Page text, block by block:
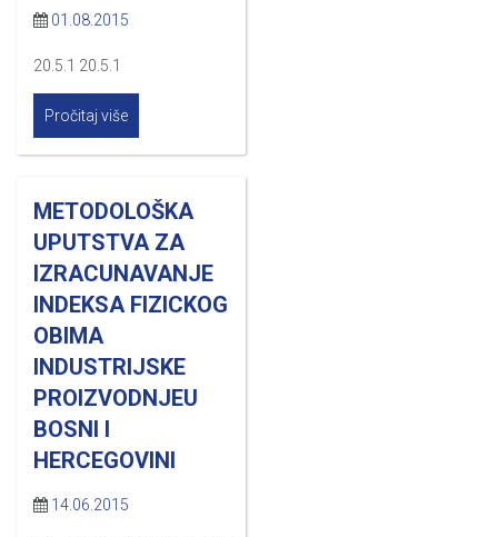
01.08.2015
20.5.1 20.5.1
Pročitaj više
METODOLOŠKA
UPUTSTVA ZA
IZRACUNAVANJE
INDEKSA FIZICKOG
OBIMA
INDUSTRIJSKE
PROIZVODNJEU
BOSNI I
HERCEGOVINI
14.06.2015